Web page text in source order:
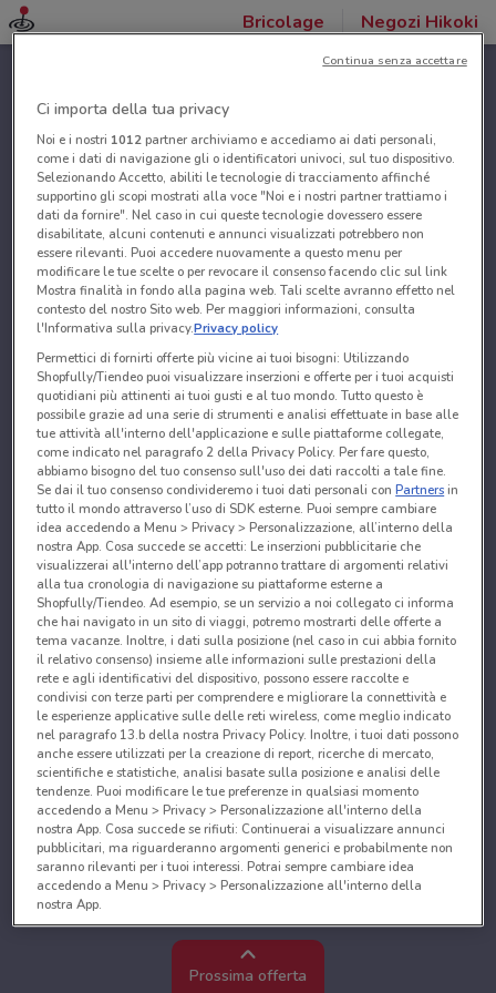
Bricolage Negozi Hikoki
Prossima offerta
Ci importa della tua privacy
Noi e i nostri 1012partner archiviamo e accediamo ai dati personali,
come i dati di navigazione gli o identificatori univoci, sul tuo dispositivo.
Selezionando Accetto, abiliti le tecnologie di tracciamento affinché
supportino gli scopi mostrati alla voce "Noi e i nostri partner trattiamo i
dati da fornire". Nel caso in cui queste tecnologie dovessero essere
disabilitate, alcuni contenuti e annunci visualizzati potrebbero non
essere rilevanti. Puoi accedere nuovamente a questo menu per
modificare le tue scelte o per revocare il consenso facendo clic sul link
Mostra finalità in fondo alla pagina web. Tali scelte avranno effetto nel
contesto del nostro Sito web. Per maggiori informazioni, consulta
l'Informativa sulla privacy.Privacy policy
Permettici di fornirti offerte più vicine ai tuoi bisogni: Utilizzando
Shopfully/Tiendeo puoi visualizzare inserzioni e offerte per i tuoi acquisti
quotidiani più attinenti ai tuoi gusti e al tuo mondo. Tutto questo è
possibile grazie ad una serie di strumenti e analisi effettuate in base alle
tue attività all'interno dell'applicazione e sulle piattaforme collegate,
come indicato nel paragrafo 2 della Privacy Policy. Per fare questo,
abbiamo bisogno del tuo consenso sull'uso dei dati raccolti a tale fine.
Se dai il tuo consenso condivideremo i tuoi dati personali conPartnersin
tutto il mondo attraverso l’uso di SDK esterne. Puoi sempre cambiare
idea accedendo a Menu > Privacy > Personalizzazione, all’interno della
nostra App. Cosa succede se accetti: Le inserzioni pubblicitarie che
visualizzerai all'interno dell’app potranno trattare di argomenti relativi
alla tua cronologia di navigazione su piattaforme esterne a
Shopfully/Tiendeo. Ad esempio, se un servizio a noi collegato ci informa
che hai navigato in un sito di viaggi, potremo mostrarti delle offerte a
tema vacanze. Inoltre, i dati sulla posizione (nel caso in cui abbia fornito
il relativo consenso) insieme alle informazioni sulle prestazioni della
rete e agli identificativi del dispositivo, possono essere raccolte e
condivisi con terze parti per comprendere e migliorare la connettività e
le esperienze applicative sulle delle reti wireless, come meglio indicato
nel paragrafo 13.b della nostra Privacy Policy. Inoltre, i tuoi dati possono
anche essere utilizzati per la creazione di report, ricerche di mercato,
scientifiche e statistiche, analisi basate sulla posizione e analisi delle
tendenze. Puoi modificare le tue preferenze in qualsiasi momento
accedendo a Menu > Privacy > Personalizzazione all'interno della
nostra App. Cosa succede se rifiuti: Continuerai a visualizzare annunci
pubblicitari, ma riguarderanno argomenti generici e probabilmente non
saranno rilevanti per i tuoi interessi. Potrai sempre cambiare idea
accedendo a Menu > Privacy > Personalizzazione all'interno della
nostra App.
Noi e i nostri partner trattiamo i dati per fornire:
Utilizzare dati di geolocalizzazione precisi. Scansione attiva delle
caratteristiche del dispositivo ai fini dell’identificazione. Archiviare
Continua senza accettare